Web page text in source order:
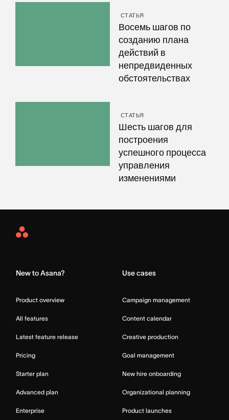
СТАТЬЯ
Восемь шагов по
созданию плана
действий в
непредвиденных
обстоятельствах
СТАТЬЯ
Шесть шагов для
построения
успешного процесса
управления
изменениями
Asana
New to Asana?
Product overview
All features
Latest feature release
Pricing
Starter plan
Advanced plan
Enterprise
Use cases
Campaign management
Content calendar
Creative production
Goal management
New hire onboarding
Organizational planning
Product launches